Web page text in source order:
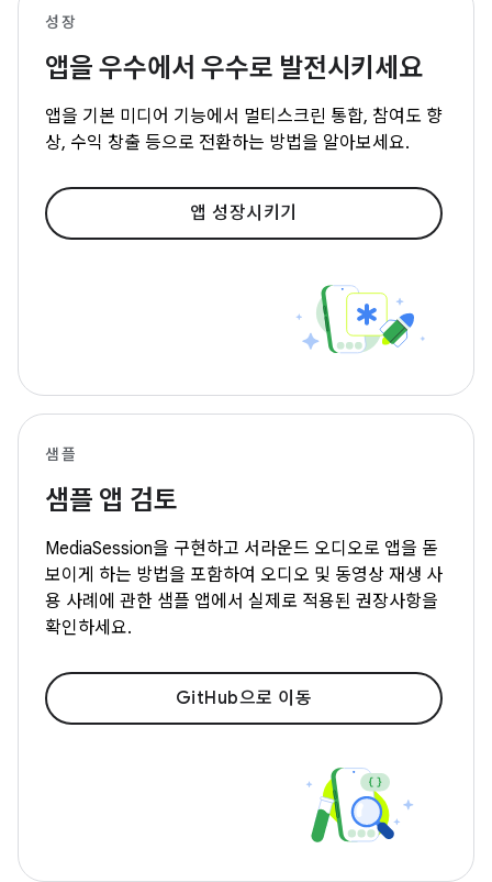
성장
앱을 우수에서 우수로 발전시키세요
앱을 기본 미디어 기능에서 멀티스크린 통합, 참여도 향
상, 수익 창출 등으로 전환하는 방법을 알아보세요.
앱 성장시키기
샘플
샘플 앱 검토
MediaSession을 구현하고 서라운드 오디오로 앱을 돋
보이게 하는 방법을 포함하여 오디오 및 동영상 재생 사
용 사례에 관한 샘플 앱에서 실제로 적용된 권장사항을
확인하세요.
GitHub으로 이동